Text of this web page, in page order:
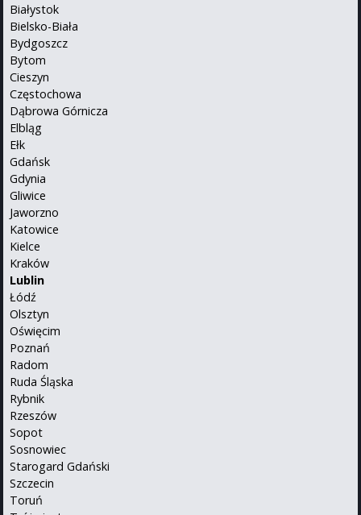
Białystok
Bielsko-Biała
Bydgoszcz
Bytom
Cieszyn
Częstochowa
Dąbrowa Górnicza
Elbląg
Ełk
Gdańsk
Gdynia
Gliwice
Jaworzno
Katowice
Kielce
Kraków
Lublin
Łódź
Olsztyn
Oświęcim
Poznań
Radom
Ruda Śląska
Rybnik
Rzeszów
Sopot
Sosnowiec
Starogard Gdański
Szczecin
Toruń